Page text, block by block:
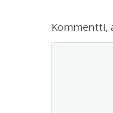
Kommentti,